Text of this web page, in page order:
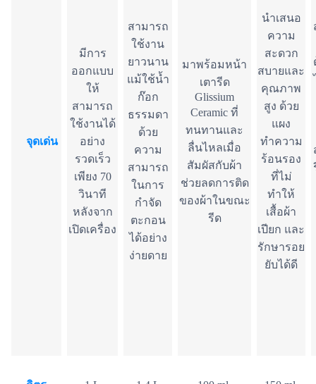
จุดเด่น
มีการ
ออกแบบ
ให้
สามารถ
ใช้งานได้
อย่าง
รวดเร็ว
เพียง 70
วินาที
หลังจาก
เปิดเครื่อง
สามารถ
ใช้งาน
ยาวนาน
แม้ใช้น้ำ
ก๊อก
ธรรมดา
ด้วย
ความ
สามารถ
ในการ
กำจัด
ตะกอน
ได้อย่าง
ง่ายดาย
มาพร้อมหน้า
เตารีด
Glissium
Ceramic ที่
ทนทานและ
ลื่นไหลเมื่อ
สัมผัสกับผ้า
ช่วยลดการติด
ของผ้าในขณะ
รีด
นำเสนอ
ความ
สะดวก
สบายและ
คุณภาพ
สูง ด้วย
แผง
ทำความ
ร้อนรอง
ที่ไม่
ทำให้
เสื้อผ้า
เปียก และ
รักษารอย
ยับได้ดี